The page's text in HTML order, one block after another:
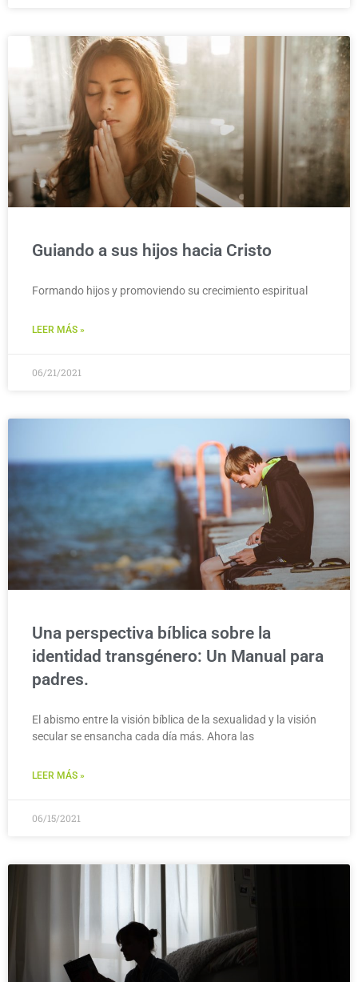
Guiando a sus hijos hacia Cristo
Formando hijos y promoviendo su crecimiento espiritual
LEER MÁS »
06/21/2021
Una perspectiva bíblica sobre la
identidad transgénero: Un Manual para
padres.
El abismo entre la visión bíblica de la sexualidad y la visión
secular se ensancha cada día más. Ahora las
LEER MÁS »
06/15/2021